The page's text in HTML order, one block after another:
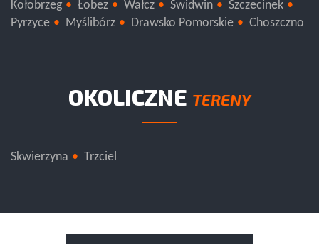
Kołobrzeg
Łobez Wałcz Świdwin
Szczecinek
Pyrzyce
Myślibórz Drawsko Pomorskie Choszczno
OKOLICZNE TERENY
Skwierzyna Trzciel